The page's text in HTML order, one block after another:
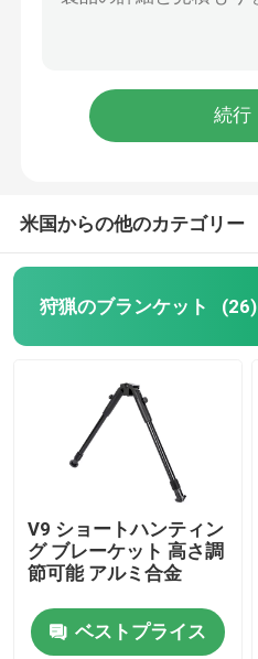
三脚を捜すこと
いたずら
撃つ三脚機
撃たれるバイポッド
ライフルBipodを捜すこと
米国からの他のカテゴリー
狩猟のブランケット (26)
V9 ショートハンティン
グ ブレーケット 高さ調
節可能 アルミ合金
ベストプライス